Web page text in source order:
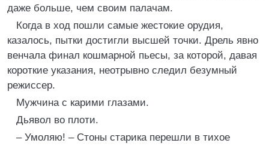
даже больше, чем своим палачам.
Когда в ход пошли самые жестокие орудия,
казалось, пытки достигли высшей точки. Дрель явно
венчала финал кошмарной пьесы, за которой, давая
короткие указания, неотрывно следил безумный
режиссер.
Мужчина с карими глазами.
Дьявол во плоти.
– Умоляю! – Стоны старика перешли в тихое